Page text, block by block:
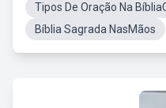
Tipos De Oração Na
Bíblia Sagrada NasMãos